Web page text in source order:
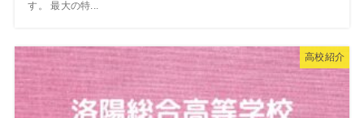
す。 最大の特...
高校紹介